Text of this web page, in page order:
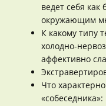
ведет себя
окружающим
К какому типу
холодно-
аффективно
Что
«собеседника»: